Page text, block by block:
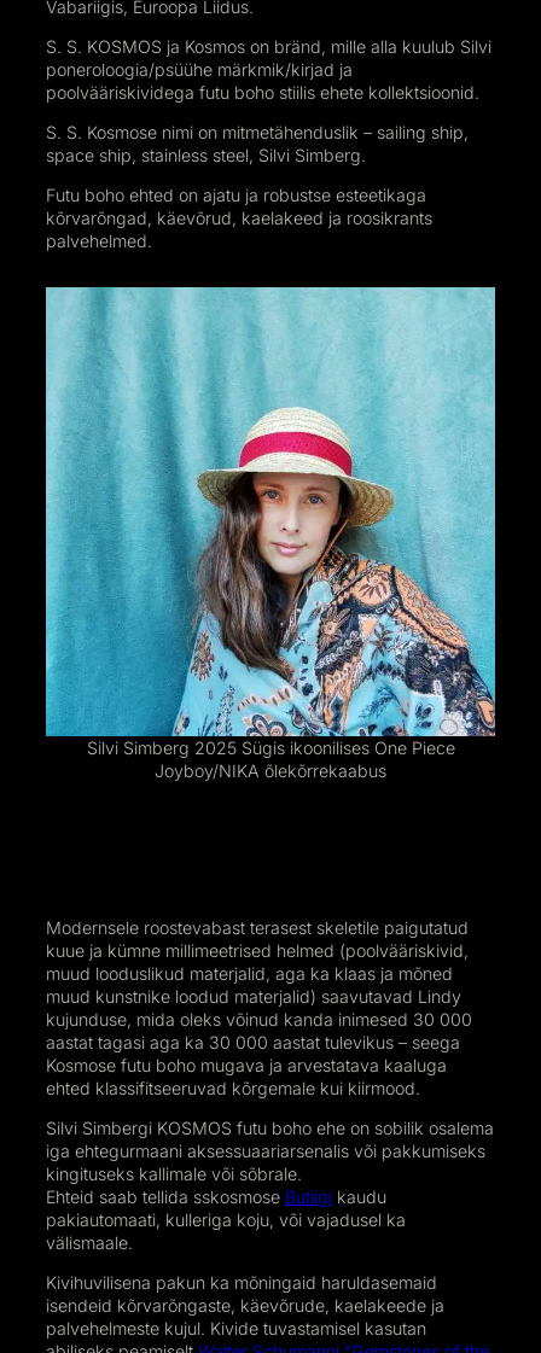
Vabariigis, Euroopa Liidus.
S. S. KOSMOS ja Kosmos on bränd, mille alla kuulub Silvi
poneroloogia/psüühe märkmik/kirjad ja
poolvääriskividega futu boho stiilis ehete kollektsioonid.
S. S. Kosmose nimi on mitmetähenduslik – sailing ship,
space ship, stainless steel, Silvi Simberg.
Futu boho ehted on ajatu ja robustse esteetikaga
kõrvarõngad, käevõrud, kaelakeed ja roosikrants
palvehelmed.
Silvi Simberg 2025 Sügis ikoonilises One Piece
Joyboy/NIKA õlekõrrekaabus
Modernsele roostevabast terasest skeletile paigutatud
kuue ja kümne millimeetrised helmed (poolvääriskivid,
muud looduslikud materjalid, aga ka klaas ja mõned
muud kunstnike loodud materjalid) saavutavad Lindy
kujunduse, mida oleks võinud kanda inimesed 30 000
aastat tagasi aga ka 30 000 aastat tulevikus – seega
Kosmose futu boho mugava ja arvestatava kaaluga
ehted klassifitseeruvad kõrgemale kui kiirmood.
Silvi Simbergi KOSMOS futu boho ehe on sobilik osalema
iga ehtegurmaani aksessuaariarsenalis või pakkumiseks
kingituseks kallimale või sõbrale.
Ehteid saab tellida sskosmose Butiigi kaudu
pakiautomaati, kulleriga koju, või vajadusel ka
välismaale.
Kivihuvilisena pakun ka mõningaid haruldasemaid
isendeid kõrvarõngaste, käevõrude, kaelakeede ja
palvehelmeste kujul. Kivide tuvastamisel kasutan